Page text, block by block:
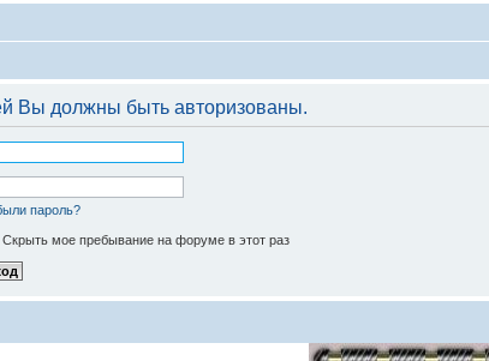
Вы должны быть авторизованы.
пароль?
Скрыть мое пребывание на форуме в этот раз